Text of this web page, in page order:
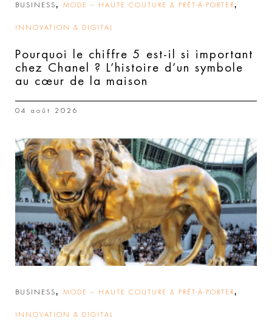
BUSINESS, MODE – HAUTE COUTURE & PRÊT-À-PORTER,
INNOVATION & DIGITAL
Pourquoi le chiffre 5 est-il si important
chez Chanel ? L’histoire d’un symbole
au cœur de la maison
04 août 2026
BUSINESS, MODE – HAUTE COUTURE & PRÊT-À-PORTER,
INNOVATION & DIGITAL